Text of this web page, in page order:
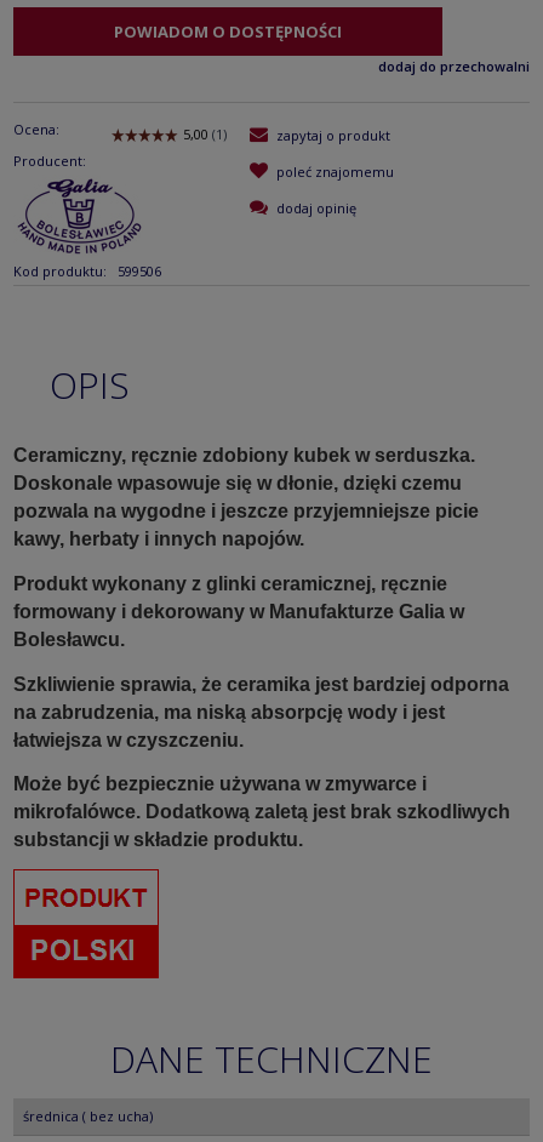
POWIADOM O DOSTĘPNOŚCI
dodaj do przechowalni
Ocena:
Producent:
Kod produktu: 599506
zapytaj o produkt
poleć znajomemu
dodaj opinię
OPIS
Ceramiczny, ręcznie zdobiony kubek w serduszka.
Doskonale wpasowuje się w dłonie, dzięki czemu
pozwala na wygodne i jeszcze przyjemniejsze picie
kawy, herbaty i innych napojów.
Produkt wykonany z glinki ceramicznej, ręcznie
formowany i dekorowany w Manufakturze Galia w
Bolesławcu.
Szkliwienie sprawia, że ceramika jest bardziej odporna
na zabrudzenia, ma niską absorpcję wody i jest
łatwiejsza w czyszczeniu.
Może być bezpiecznie używana w zmywarce i
mikrofalówce. Dodatkową zaletą jest brak szkodliwych
substancji w składzie produktu.
DANE TECHNICZNE
średnica ( bez ucha)